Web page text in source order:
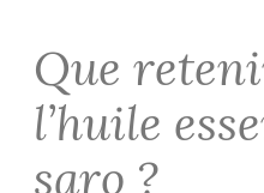
Que
l’huile
saro ?